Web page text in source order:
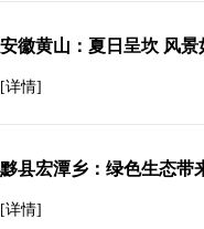
安徽黄山：夏日呈坎 风景
[详情]
黟县宏潭乡：绿色生态带
[详情]